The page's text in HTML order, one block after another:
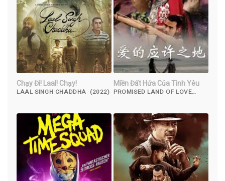
Chạy Đi! Laal! Chạy!
LAAL SINGH CHADDHA (2022)
Miền Đất Hứa Của Tình Yêu
PROMISED LAND OF LOVE